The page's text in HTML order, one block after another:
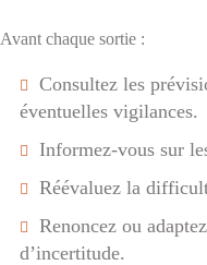
Avant chaque sortie :
Consultez les
éventuelles vigilances.
Informez-vous sur
Réévaluez la
Renoncez ou
d’incertitude.